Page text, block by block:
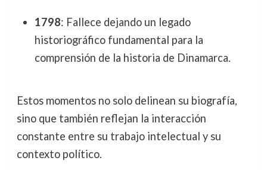
1798: Fallece dejando un legado
historiográfico fundamental para la
comprensión de la historia de Dinamarca.
Estos momentos no solo delinean su biografía,
sino que también reflejan la interacción
constante entre su trabajo intelectual y su
contexto político.